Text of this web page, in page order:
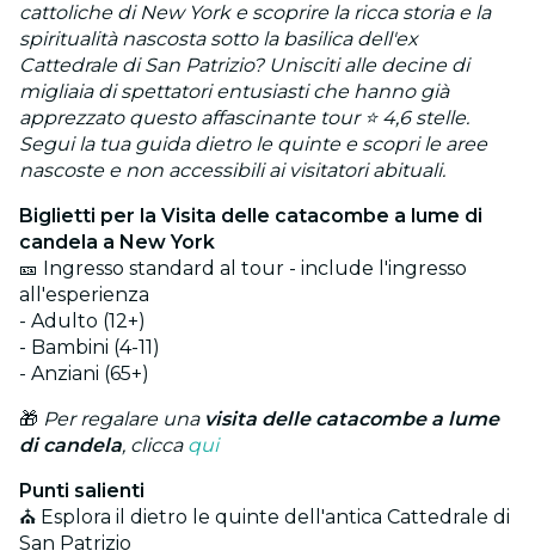
cattoliche di New York e scoprire la ricca storia e la
spiritualità nascosta sotto la basilica dell'ex
Cattedrale di San Patrizio? Unisciti alle decine di
migliaia di spettatori entusiasti che hanno già
apprezzato questo affascinante tour ⭐ 4,6 stelle.
Segui la tua guida dietro le quinte e scopri le aree
nascoste e non accessibili ai visitatori abituali.
Biglietti per la Visita delle catacombe a lume di
candela a New York
🎫 Ingresso standard al tour - include l'ingresso
all'esperienza
- Adulto (12+)
- Bambini (4-11)
- Anziani (65+)
🎁 Per regalare una visita delle catacombe a lume
di candela, clicca qui
Punti salienti
⛪ Esplora il dietro le quinte dell'antica Cattedrale di
San Patrizio